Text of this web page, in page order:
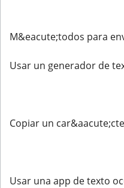
M&eacute;todos para
Usar un generador de
Copiar un
Usar una app de texto